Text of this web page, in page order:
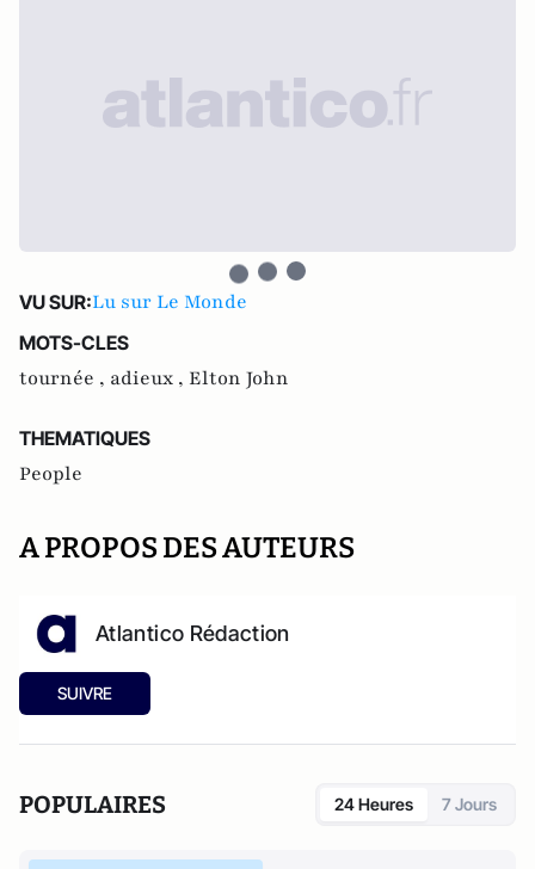
VU SUR:Lu sur Le Monde
MOTS-CLES
tournée , adieux , Elton John
THEMATIQUES
People
A PROPOS DES AUTEURS
Atlantico Rédaction
SUIVRE
POPULAIRES 24 Heures 7 Jours